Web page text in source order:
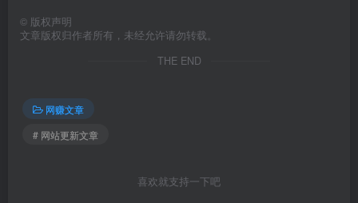
© 版权声明
文章版权归作者所有，未经允许请勿转载。
THE END
网赚文章
# 网站更新文章
喜欢就支持一下吧